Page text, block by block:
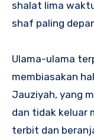
shalat lima
shaf paling
Ulama-ulama
membiasakan
Jauziyah, yang
dan tidak keluar
terbit dan